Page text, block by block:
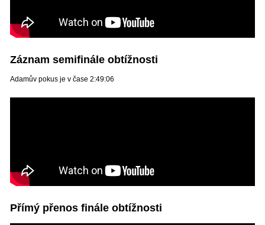
Záznam semifinále obtížnosti
Adamův pokus je v čase 2:49:06
Přímý přenos finále obtížnosti